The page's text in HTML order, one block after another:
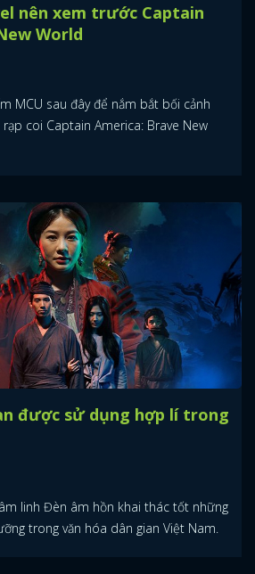
nên xem trước Captain
World
MCU sau đây để nắm bắt bối cảnh
coi Captain America: Brave New
được sử dụng hợp lí trong
linh Đèn âm hồn khai thác tốt những
trong văn hóa dân gian Việt Nam.